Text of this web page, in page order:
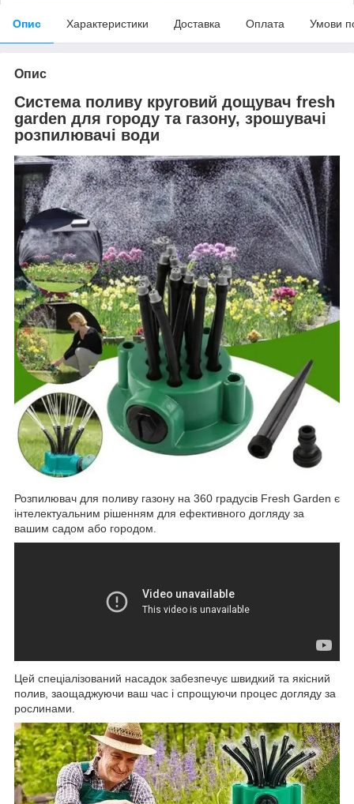
Опис Характеристики Доставка Оплата Умови
Опис
Система поливу круговий дощувач fresh
garden для городу та газону, зрошувачі
розпилювачі води
Розпилювач для поливу газону на 360 градусів Fresh Garden є
інтелектуальним рішенням для ефективного догляду за
вашим садом або городом.
Цей спеціалізований насадок забезпечує швидкий та якісний
полив, заощаджуючи ваш час і спрощуючи процес догляду за
рослинами.